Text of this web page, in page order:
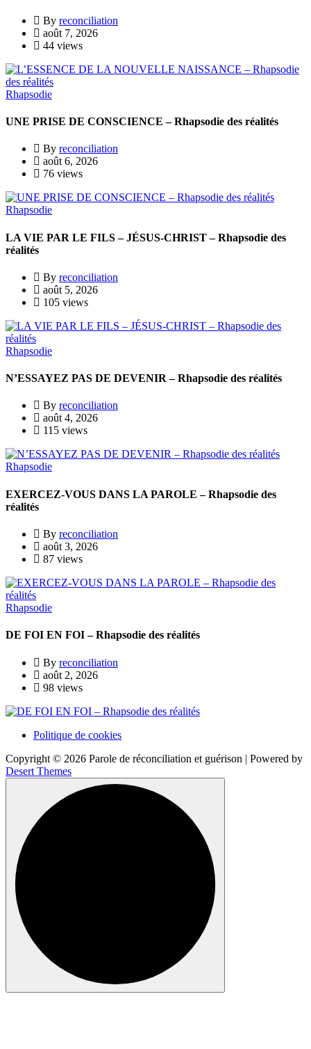
By reconciliation
août 7, 2026
44 views
Rhapsodie
UNE PRISE DE CONSCIENCE – Rhapsodie des réalités
By reconciliation
août 6, 2026
76 views
Rhapsodie
LA VIE PAR LE FILS – JÉSUS-CHRIST – Rhapsodie des
réalités
By reconciliation
août 5, 2026
105 views
Rhapsodie
N’ESSAYEZ PAS DE DEVENIR – Rhapsodie des réalités
By reconciliation
août 4, 2026
115 views
Rhapsodie
EXERCEZ-VOUS DANS LA PAROLE – Rhapsodie des
réalités
By reconciliation
août 3, 2026
87 views
Rhapsodie
DE FOI EN FOI – Rhapsodie des réalités
By reconciliation
août 2, 2026
98 views
Politique de cookies
Copyright © 2026 Parole de réconciliation et guérison | Powered by
Desert Themes